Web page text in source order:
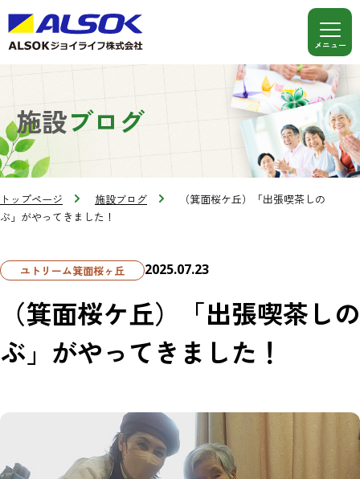
施設ブログ
トップページ 施設ブログ
（箕面桜ケ丘）「出張喫茶しの
ぶ」がやってきました！
ユトリーム箕面桜ヶ丘 2025.07.23
（箕面桜ケ丘）「出張喫茶しの
ぶ」がやってきました！